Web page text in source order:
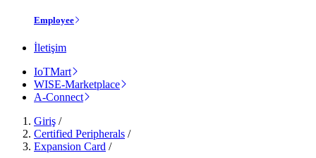
Employee
İletişim
IoTMart
WISE-Marketplace
A-Connect
Giriş /
Certified Peripherals /
Expansion Card /